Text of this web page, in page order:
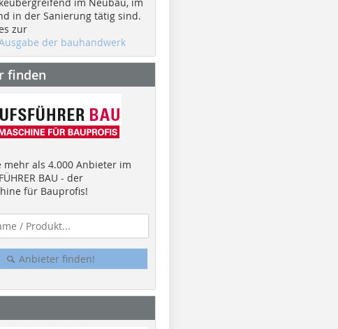
in der Sanierung tätig sind.
zur
der bauhandwerk
finden
mehr als 4.000 Anbieter im
BAU - der
für Bauprofis!
Anbieter finden!